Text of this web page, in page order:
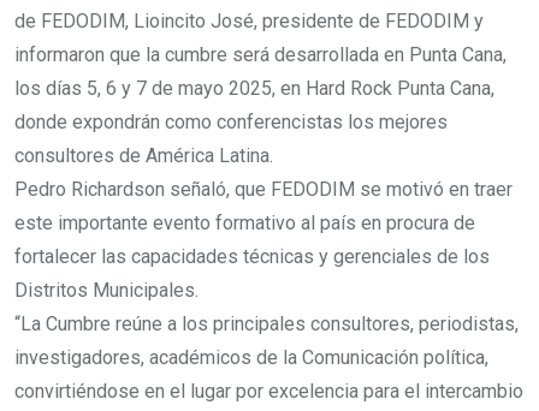
de FEDODIM, Lioincito José, presidente de FEDODIM y
informaron que la cumbre será desarrollada en Punta Cana,
los días 5, 6 y 7 de mayo 2025, en Hard Rock Punta Cana,
donde expondrán como conferencistas los mejores
consultores de América Latina.
Pedro Richardson señaló, que FEDODIM se motivó en traer
este importante evento formativo al país en procura de
fortalecer las capacidades técnicas y gerenciales de los
Distritos Municipales.
“La Cumbre reúne a los principales consultores, periodistas,
investigadores, académicos de la Comunicación política,
convirtiéndose en el lugar por excelencia para el intercambio